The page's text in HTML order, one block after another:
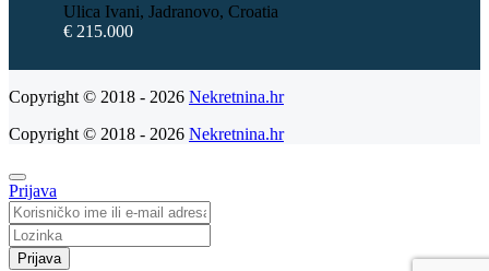
Ulica Ivani, Jadranovo, Croatia
€ 215.000
Copyright © 2018 - 2026 Nekretnina.hr
Copyright © 2018 - 2026 Nekretnina.hr
Prijava
Prijava